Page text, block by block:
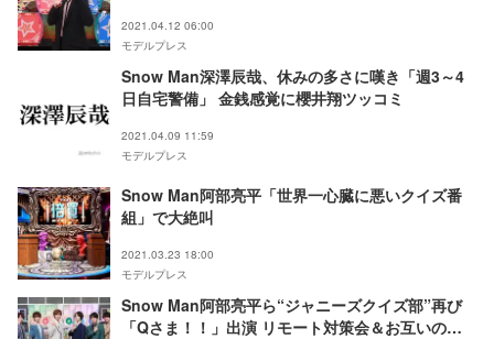
2021.04.12 06:00
モデルプレス
Snow Man深澤辰哉、休みの多さに嘆き「週3～4
日自宅警備」 金銭感覚に櫻井翔ツッコミ
2021.04.09 11:59
モデルプレス
Snow Man阿部亮平「世界一心臓に悪いクイズ番
組」で大絶叫
2021.03.23 18:00
モデルプレス
Snow Man阿部亮平ら“ジャニーズクイズ部”再び
「Qさま！！」出演 リモート対策会＆お互いの印